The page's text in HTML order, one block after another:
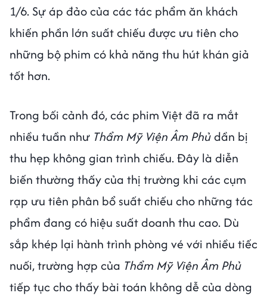
1/6. Sự áp đảo của các tác phẩm ăn khách
khiến phần lớn suất chiếu được ưu tiên cho
những bộ phim có khả năng thu hút khán giả
tốt hơn.
Trong bối cảnh đó, các phim Việt đã ra mắt
nhiều tuần như Thẩm Mỹ Viện Âm Phủdần bị
thu hẹp không gian trình chiếu. Đây là diễn
biến thường thấy của thị trường khi các cụm
rạp ưu tiên phân bổ suất chiếu cho những tác
phẩm đang có hiệu suất doanh thu cao. Dù
sắp khép lại hành trình phòng vé với nhiều tiếc
nuối, trường hợp của Thẩm Mỹ Viện Âm Phủ
tiếp tục cho thấy bài toán không dễ của dòng